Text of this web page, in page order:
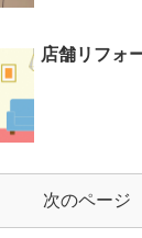
店舗リフォ
次のページ